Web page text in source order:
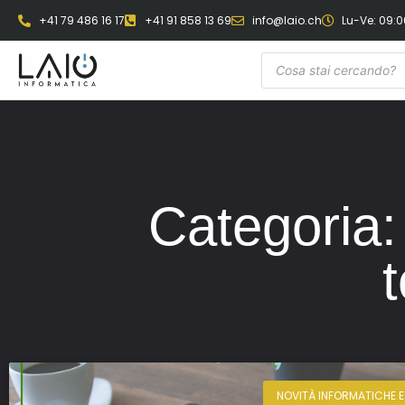
+41 79 486 16 17 +41 91 858 13 69 info@laio.ch Lu-Ve:
NOVITÀ INFORMATICHE